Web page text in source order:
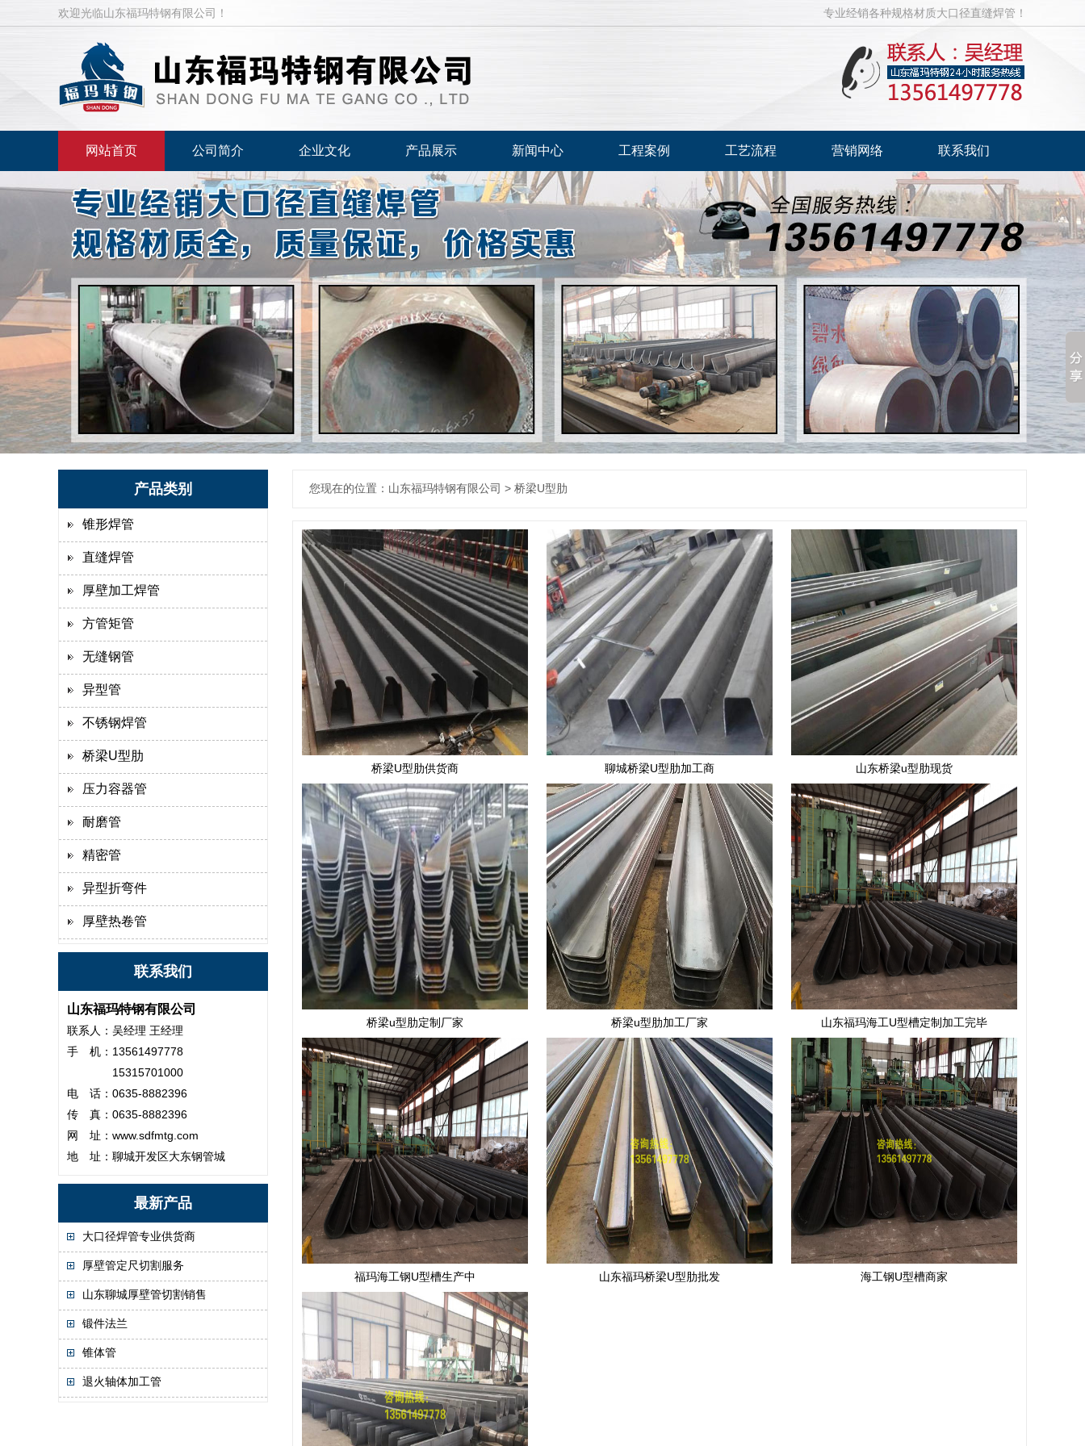
欢迎光临山东福玛特钢有限公司！ 专业经销各种规格材质大口径直缝焊管！
网站首页 公司简介 企业文化 产品展示 新闻中心 工程案例 工艺流程 营销网络 联系我们
产品类别
锥形焊管
直缝焊管
厚壁加工焊管
方管矩管
无缝钢管
异型管
不锈钢焊管
桥梁U型肋
压力容器管
耐磨管
精密管
异型折弯件
厚壁热卷管
联系我们
山东福玛特钢有限公司
联系人：吴经理 王经理
手 机：13561497778
15315701000
电 话：0635-8882396
传 真：0635-8882396
网 址： www.sdfmtg.com
地 址：聊城开发区大东钢管城
最新产品
大口径焊管专业供货商
厚壁管定尺切割服务
山东聊城厚壁管切割销售
锻件法兰
锥体管
退火轴体加工管
您现在的位置：山东福玛特钢有限公司 > 桥梁U型肋
桥梁U型肋供货商 聊城桥梁U型肋加工商 山东桥梁u型肋现货
桥梁u型肋定制厂家 桥梁u型肋加工厂家 山东福玛海工U型槽定制加工完毕
福玛海工钢U型槽生产中 山东福玛桥梁U型肋批发 海工钢U型槽商家